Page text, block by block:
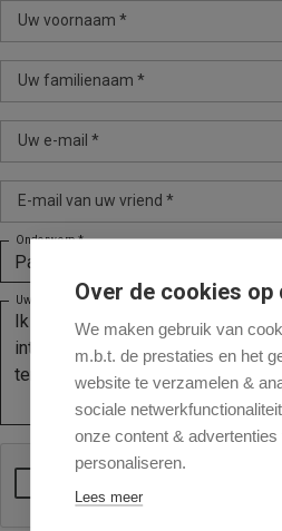
Uw voornaam *
Uw familienaam *
Uw e-mail *
E-mail van uw vriend *
Onderwerp *
Uw bericht *Over de cookies op
We maken gebruik van
m.b.t. de prestaties en het
website te verzamelen &
sociale
onze content &
personaliseren.
Lees meer